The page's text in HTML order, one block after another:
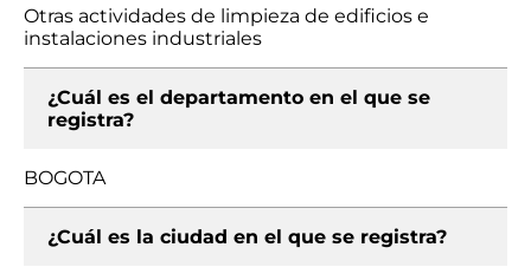
Otras actividades de limpieza de edificios e
instalaciones industriales
¿Cuál es el departamento en el que se
registra?
BOGOTA
¿Cuál es la ciudad en el que se registra?